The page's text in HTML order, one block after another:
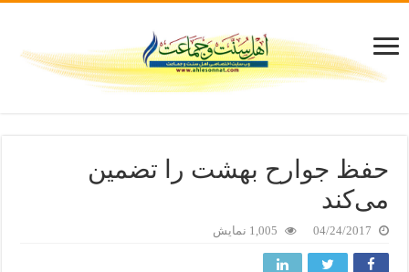
حفظ جوارح بهشت را تضمین
می‌کند
04/24/2017 1,005 نمایش